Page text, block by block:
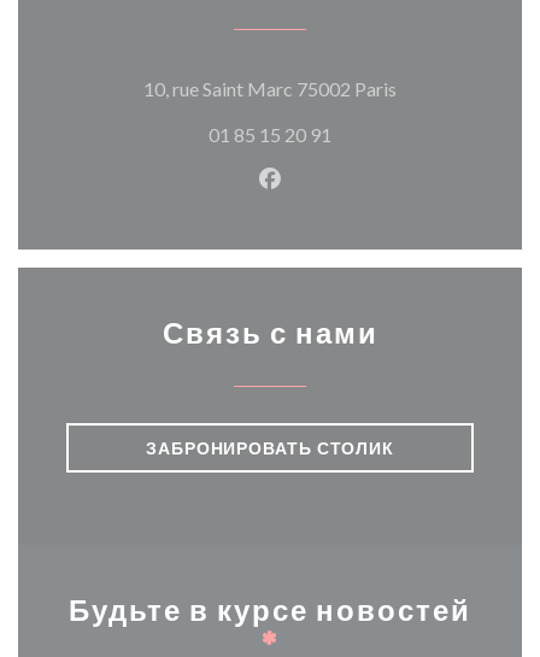
10, rue Saint Marc 75002 Paris
01 85 15 20 91
Facebook ((открывается в
Связь с нами
ЗАБРОНИРОВАТЬ СТОЛИК
Будьте в курсе новостей
*